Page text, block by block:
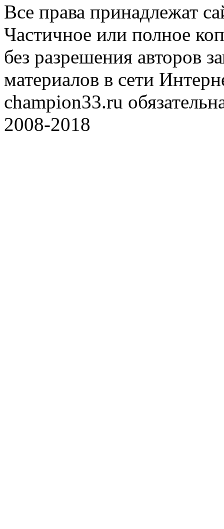
Все права принадлежат
Частичное или полное
без разрешения авторов
материалов в сети
champion33.ru
2008-2018